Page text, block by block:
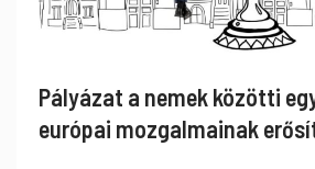
Pályázat a nemek közötti
európai mozgalmainak